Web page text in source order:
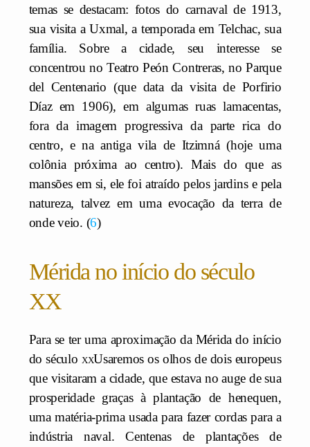
temas se destacam: fotos do carnaval de 1913,
sua visita a Uxmal, a temporada em Telchac, sua
família. Sobre a cidade, seu interesse se
concentrou no Teatro Peón Contreras, no Parque
del Centenario (que data da visita de Porfirio
Díaz em 1906), em algumas ruas lamacentas,
fora da imagem progressiva da parte rica do
centro, e na antiga vila de Itzimná (hoje uma
colônia próxima ao centro). Mais do que as
mansões em si, ele foi atraído pelos jardins e pela
natureza, talvez em uma evocação da terra de
onde veio. 6
Mérida no início do século
XX
Para se ter uma aproximação da Mérida do início
do século xxUsaremos os olhos de dois europeus
que visitaram a cidade, que estava no auge de sua
prosperidade graças à plantação de henequen,
uma matéria-prima usada para fazer cordas para a
indústria naval. Centenas de plantações de